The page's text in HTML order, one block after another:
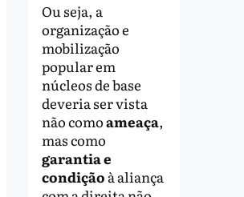
Ou seja, a
organização e
mobilização
popular em
núcleos de base
deveria ser vista
não comoameaça,
mas como
garantia e
condição à aliança